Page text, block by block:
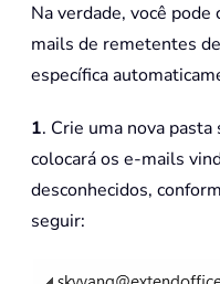
Na verdade, você
mails de remetentes
específica
1. Crie uma nova pasta
colocará os e-mails
desconhecidos,
seguir: